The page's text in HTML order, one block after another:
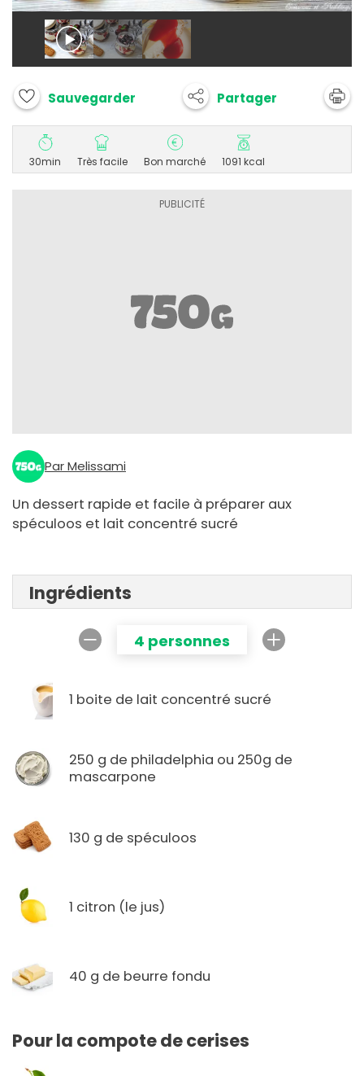
Sauvegarder Partager
30min Très facile Bon marché 1091 kcal
Par Melissami
Un dessert rapide et facile à préparer aux
spéculoos et lait concentré sucré
Ingrédients
4 personnes
1 boite de lait concentré sucré
250 g de philadelphia ou 250g de
mascarpone
130 g de spéculoos
1 citron (le jus)
40 g de beurre fondu
Pour la compote de cerises